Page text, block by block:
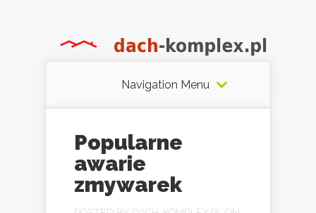
Navigation Menu
Popularne
awarie
zmywarek